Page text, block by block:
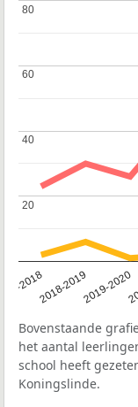
20182018-20192019-2020
20
20
40
40
60
60
80
80
Bovenstaande
het aantal
school heeft
Koningslinde.